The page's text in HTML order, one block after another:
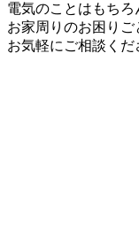
電気のことはもちろ
お家周りのお困りご
お気軽にご相談くだ